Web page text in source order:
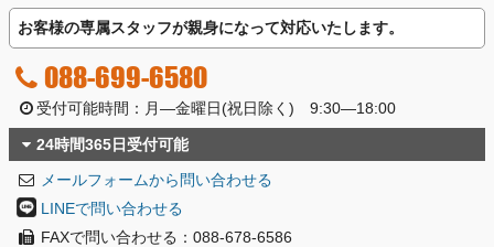
お客様の専属スタッフが親身になって対応いたします。
088-699-6580
受付可能時間：月―金曜日(祝日除く) 9:30―18:00
24時間365日受付可能
メールフォームから問い合わせる
LINEで問い合わせる
FAXで問い合わせる：088-678-6586